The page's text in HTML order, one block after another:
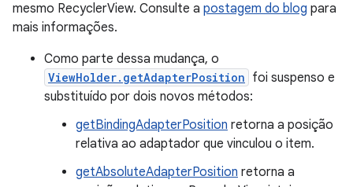
mesmo RecyclerView. Consulte a postagem do blog para
mais informações.
Como parte dessa mudança, o
ViewHolder.getAdapterPosition foi suspenso e
substituído por dois novos métodos:
getBindingAdapterPosition retorna a posição
relativa ao adaptador que vinculou o item.
getAbsoluteAdapterPosition retorna a